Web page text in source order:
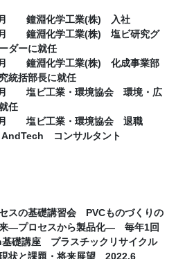
月 鐘淵化学工業(株) 入社
鐘淵化学工業(株) 塩ビ研究グ
ダーに就任
鐘淵化学工業(株) 化成事業部
統括部長に就任
塩ビ工業・環境協会 環境・広
任
塩ビ工業・環境協会 退職
コンサルタント
スの基礎講習会 PVCものづくりの
―プロセスから製品化― 毎年1回
礎講座 プラスチックリサイクル
状と課題・将来展望 2022.6